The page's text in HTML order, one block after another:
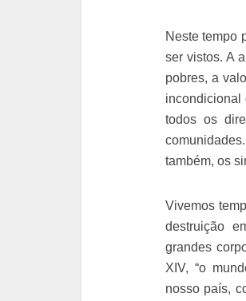
Neste tempo
ser vistos. A
pobres, a
incondicional
todos os
também, os
Vivemos
destruição
grandes
XIV, “o
nosso país,